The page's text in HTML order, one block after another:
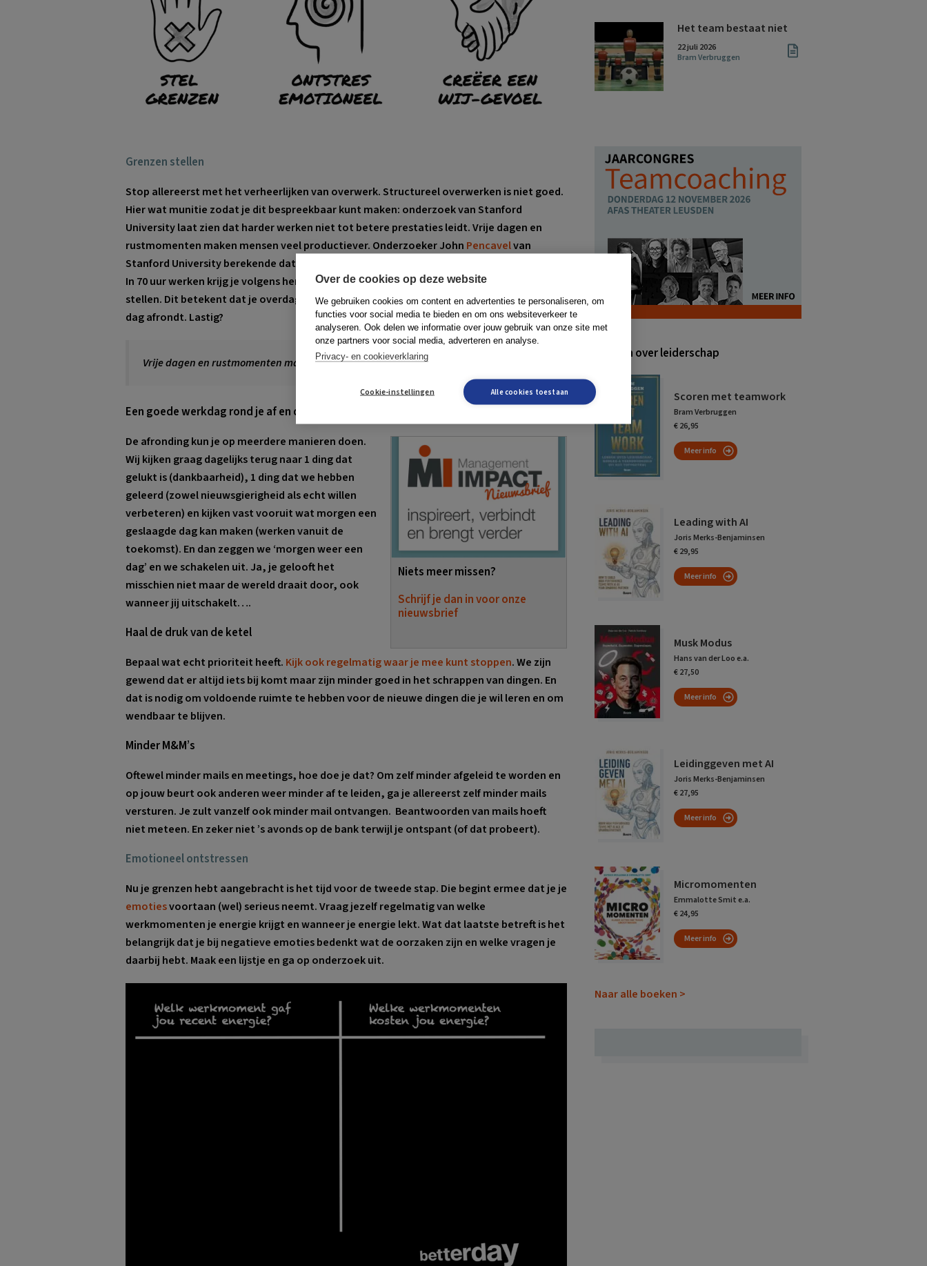
Grenzen stellen
Stop allereerst met hetverheerlijken van overwerk. Structureel overwerken is niet goed.
Hier wat munitie zodat je dit bespreekbaar kunt maken: onderzoek van Stanford
University laat zien dat harder werken niet tot betere prestaties leidt. Vrije dagen en
rustmomenten maken mensen veel productiever. Onderzoeker John Pencavelvan
Stanford University berekende dat mensen na 55 uur werken minder productief worden.
In 70 uur werken krijg je volgens hem niet meer gedaan dan in55 uur. Kortom, grenzen
stellen. Dit betekent dat je overdag gefocust werkt, maar op tijd de knop omzet en de
dag afrondt. Lastig?
Vrije dagen en rustmomenten maken mensen veel productiever
Een goede werkdag rond je af en daarna schakel je uit
Niets meer missen?
Schrijf je dan in voor onze
nieuwsbrief
De afronding kun je op meerdere manieren doen.
Wij kijken graag dagelijks terug naar 1 ding dat
gelukt is (dankbaarheid), 1 ding dat we hebben
geleerd (zowel nieuwsgierigheid als echt willen
verbeteren) en kijken vast vooruit wat morgen een
geslaagde dag kan maken (werken vanuit de
toekomst). En dan zeggen we ‘morgen weer een
dag’ en we schakelen uit. Ja, je gelooft het
misschien niet maar de wereld draait door, ook
wanneer jij uitschakelt….
Haal de druk van de ketel
Bepaal wat echt prioriteit heeft. Kijk ook regelmatig waar je mee kunt stoppen. We zijn
gewend dat er altijd iets bij komt maar zijn minder goed in het schrappen van dingen. En
dat is nodig om voldoende ruimte te hebben voor de nieuwe dingen die je wil leren en om
wendbaar te blijven.
Minder M&M’s
Oftewel minder mails en meetings, hoe doe je dat? Om zelf minder afgeleid te worden en
op jouw beurt ook anderen weer minder af te leiden, ga je allereerst zelf minder mails
versturen. Je zult vanzelf ook minder mail ontvangen. Beantwoorden van mails hoeft
niet meteen. En zeker niet ’s avonds op de bank terwijl je ontspant (of dat probeert).
Emotioneel ontstressen
Nu je grenzen hebt aangebracht is het tijd voor de tweede stap. Die begint ermee dat je je
emotiesvoortaan (wel) serieus neemt. Vraag jezelf regelmatig van welke
werkmomenten je energie krijgt en wanneer je energie lekt. Wat dat laatste betreft is het
belangrijk dat je bij negatieve emoties bedenkt wat de oorzaken zijn en welke vragen je
daarbij hebt. Maak een lijstje en ga op onderzoek uit.
Het team bestaat niet
22 juli 2026
Bram Verbruggen
Boeken over leiderschap
Scoren met teamwork
Bram Verbruggen
€ 26,95
Meer info
Leading with AI
Joris Merks-Benjaminsen
€ 29,95
Meer info
Musk Modus
Hans van der Loo e.a.
€ 27,50
Meer info
Leidinggeven met AI
Joris Merks-Benjaminsen
€ 27,95
Meer info
Micromomenten
Emmalotte Smit e.a.
€ 24,95
Meer info
Naar alle boeken >
Over de cookies op deze website
We gebruiken cookies om content en advertenties te personaliseren, om
functies voor social media te bieden en om ons websiteverkeer te
analyseren. Ook delen we informatie over jouw gebruik van onze site met
onze partners voor social media, adverteren en analyse.
Privacy- en cookieverklaring
Cookie-instellingen Alle cookies toestaan